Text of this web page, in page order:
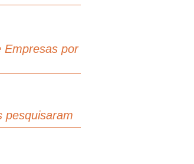
Empresas por
pesquisaram